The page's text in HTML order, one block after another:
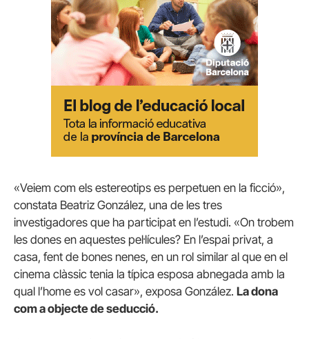
«Veiem com els estereotips es perpetuen en la ficció»,
constata Beatriz González, una de les tres
investigadores que ha participat en l’estudi. «On trobem
les dones en aquestes pel·lícules? En l’espai privat, a
casa, fent de bones nenes, en un rol similar al que en el
cinema clàssic tenia la típica esposa abnegada amb la
qual l’home es vol casar», exposa González. La dona
com a objecte de seducció.